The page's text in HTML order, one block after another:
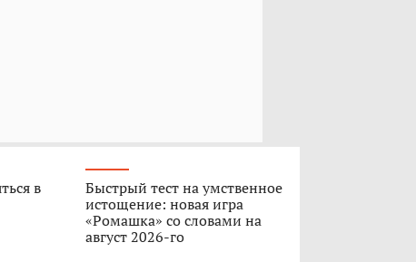
в
Быстрый тест на умственное
истощение: новая игра
«Ромашка» со словами на
август 2026-го